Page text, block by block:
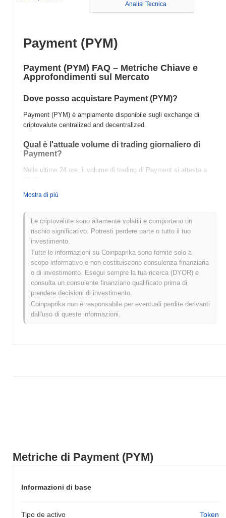
Metriche di Payment (PYM)
Informazioni di base
Tipo de activo Token
Analisi Tecnica
Payment (PYM)
Payment (PYM) FAQ – Metriche Chiave e
Approfondimenti sul Mercato
Dove posso acquistare Payment (PYM)?
Payment (PYM) è ampiamente disponibile sugli exchange di
criptovalute centralized and decentralized.
Qual è l'attuale volume di trading giornaliero di
Payment?
Nelle ultime 24 ore, il volume di trading di Payment si attesta a
Qual è lo storico della fascia di prezzo di
Massimo Storico (ATH):$0.110645
Minimo Storico (ATL): $0.00
Payment è attualmente scambiato~1.81%al di sotto del suo ATH
Come si sta comportando Payment rispetto al
mercato crypto più ampio?
Negli ultimi 7 giorni, Payment ha guadagnato
sottoperformando il mercato crypto complessivo che ha registrato
Mostra di più
Le criptovalute sono altamente volatili e comportano un
rischio significativo. Potresti perdere parte o tutto il tuo
investimento.
Tutte le informazioni su Coinpaprika sono fornite solo a
scopo informativo e non costituiscono consulenza finanziaria
o di investimento. Esegui sempre la tua ricerca (DYOR) e
consulta un consulente finanziario qualificato prima di
prendere decisioni di investimento.
Coinpaprika non è responsabile per eventuali perdite derivanti
dall'uso di queste informazioni.